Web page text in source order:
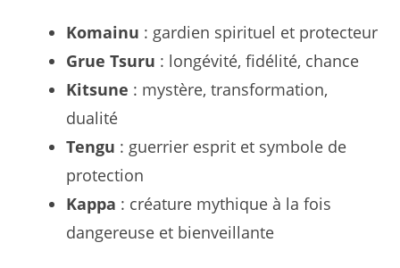
Komainu : gardien spirituel et protecteur
Grue Tsuru : longévité, fidélité, chance
Kitsune : mystère, transformation,
dualité
Tengu : guerrier esprit et symbole de
protection
Kappa : créature mythique à la fois
dangereuse et bienveillante